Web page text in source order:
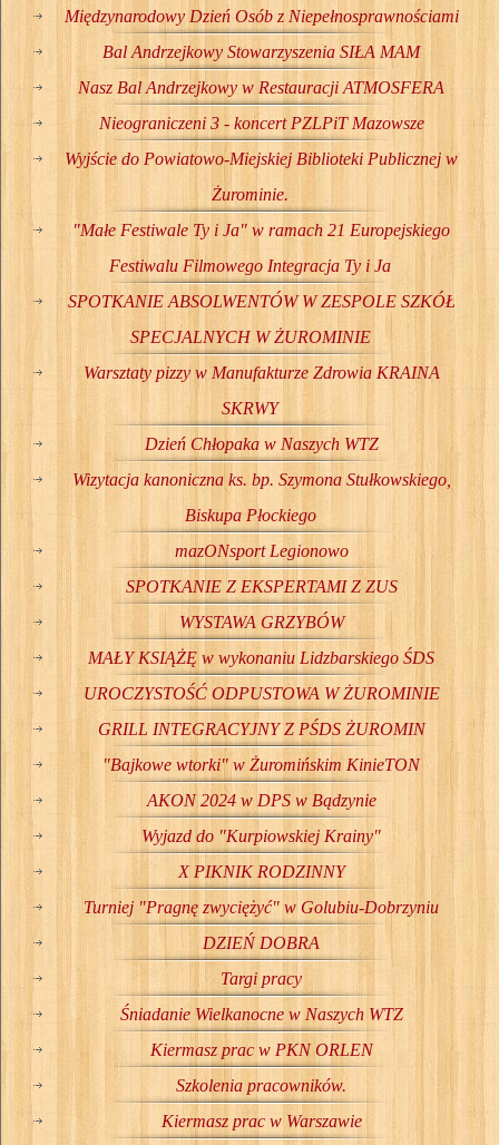
Międzynarodowy Dzień Osób z Niepełnosprawnościami
Bal Andrzejkowy Stowarzyszenia SIŁA MAM
Nasz Bal Andrzejkowy w Restauracji ATMOSFERA
Nieograniczeni 3 - koncert PZLPiT Mazowsze
Wyjście do Powiatowo-Miejskiej Biblioteki Publicznej w
Żurominie.
"Małe Festiwale Ty i Ja" w ramach 21 Europejskiego
Festiwalu Filmowego Integracja Ty i Ja
SPOTKANIE ABSOLWENTÓW W ZESPOLE SZKÓŁ
SPECJALNYCH W ŻUROMINIE
Warsztaty pizzy w Manufakturze Zdrowia KRAINA
SKRWY
Dzień Chłopaka w Naszych WTZ
Wizytacja kanoniczna ks. bp. Szymona Stułkowskiego,
Biskupa Płockiego
mazONsport Legionowo
SPOTKANIE Z EKSPERTAMI Z ZUS
WYSTAWA GRZYBÓW
MAŁY KSIĄŻĘ w wykonaniu Lidzbarskiego ŚDS
UROCZYSTOŚĆ ODPUSTOWA W ŻUROMINIE
GRILL INTEGRACYJNY Z PŚDS ŻUROMIN
"Bajkowe wtorki" w Żuromińskim KinieTON
AKON 2024 w DPS w Bądzynie
Wyjazd do "Kurpiowskiej Krainy"
X PIKNIK RODZINNY
Turniej "Pragnę zwyciężyć" w Golubiu-Dobrzyniu
DZIEŃ DOBRA
Targi pracy
Śniadanie Wielkanocne w Naszych WTZ
Kiermasz prac w PKN ORLEN
Szkolenia pracowników.
Kiermasz prac w Warszawie